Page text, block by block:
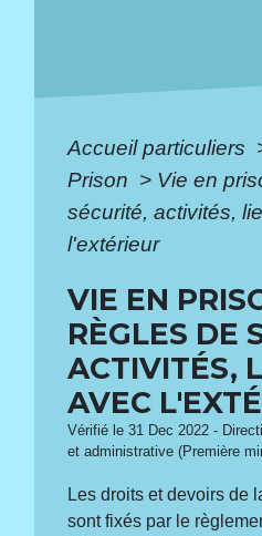
Accueil particuliers
Prison > Vie en
sécurité, activités,
l'extérieur
VIE EN
RÈGLES DE
ACTIVITÉS,
AVEC
Vérifié le 31 Dec 2022 -
et administrative (Première
Les droits et devoirs de
sont fixés par le